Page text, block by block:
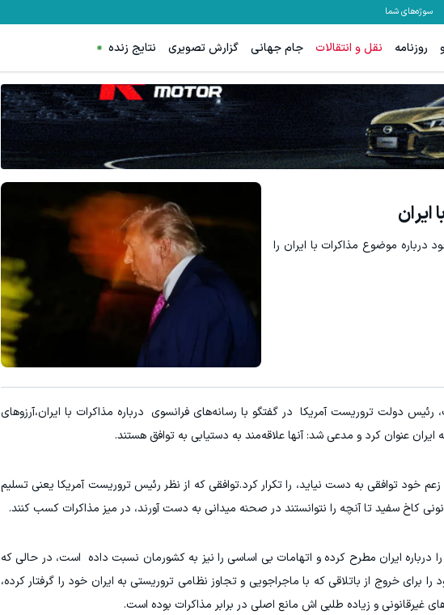
سوژه‌های شما
روزنامه نقل و انتقالات جام جهانی گزارش تصویری نتایج زنده
ایران
موضوع مذاکرات با ایران را
دولت تروریست آمریکا در گفتگو با رسانه‌های فرانسوی درباره مذاکرات با ایران،‌آرزوهای
ایران عنوان کرد و مدعی شد: آنها علاقه‌مند به دستیابی به توافق هستند.
خود توافقی به دست نیاید، را تکرار کرد.توافقی که از نظر رئیس تروریست آمریکا یعنی تسلیم
کاخ سفید تا آنچه را نتوانستند در صحنه میدانی به دست آورند، در میز مذاکرات کسب کنند.
را درباره ایران مطرح کرده و اتهامات بی اساسی را نیز به کشورمان نسبت داده است، در حالی که
برای خروج از باتلاقی که با ماجراجویی و تجاوز نظامی تروریستی به ایران خود را گرفتار کرده،
غیرقانونی و زیاده طلبی اش مانع اصلی در برابر مذاکرات بوده است.